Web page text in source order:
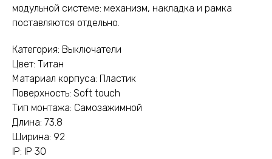
модульной системе: механизм, накладка и рамка
поставляются отдельно.
Категория: Выключатели
Цвет: Титан
Матариал корпуса: Пластик
Поверхность: Soft touch
Тип монтажа: Самозажимной
Длина: 73.8
Ширина: 92
IP: IP 30